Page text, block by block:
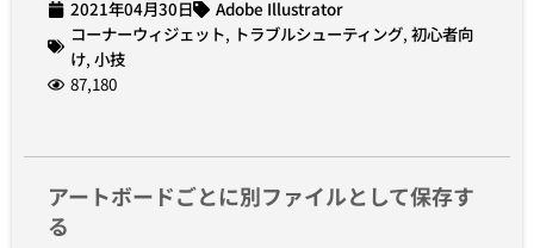
2021年04月30日
Adobe Illustrator
コーナーウィジェット, トラブルシューティング, 初心者向
け, 小技
87,180
アートボードごとに別ファイルとして保存す
る